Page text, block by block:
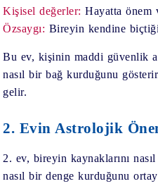
Kişisel değerler: Hayatta önem
Özsaygı: Bireyin kendine
Bu ev, kişinin maddi güvenlik
nasıl bir bağ kurduğunu
gelir.
2. Evin Astrolojik
2. ev, bireyin kaynaklarını
nasıl bir denge kurduğunu